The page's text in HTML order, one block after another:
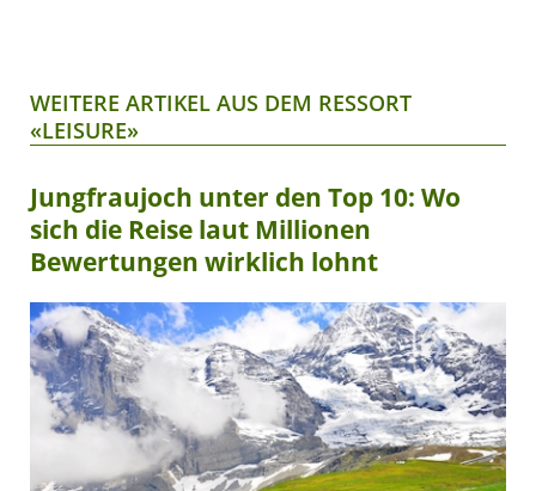
WEITERE ARTIKEL AUS DEM RESSORT
«LEISURE»
Jungfraujoch unter den Top 10: Wo
sich die Reise laut Millionen
Bewertungen wirklich lohnt